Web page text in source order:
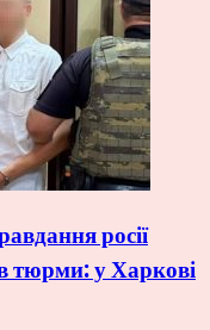
росії
тюрми: у Харкові